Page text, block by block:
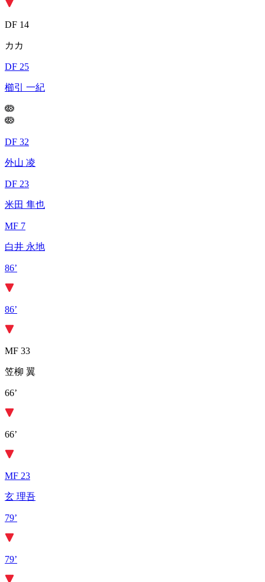
DF 14
カカ
DF 25
櫛引 一紀
DF 32
外山 凌
DF 23
米田 隼也
MF 7
白井 永地
86’
86’
MF 33
笠柳 翼
66’
66’
MF 23
玄 理吾
79’
79’